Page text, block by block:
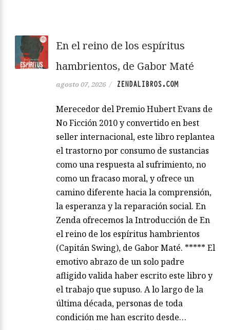
En el reino de los espíritus
hambrientos, de Gabor Maté
agosto 07, 2026 / ZENDALIBROS.COM
Merecedor del Premio Hubert Evans de
No Ficción 2010 y convertido en best
seller internacional, este libro replantea
el trastorno por consumo de sustancias
como una respuesta al sufrimiento, no
como un fracaso moral, y ofrece un
camino diferente hacia la comprensión,
la esperanza y la reparación social. En
Zenda ofrecemos la Introducción de En
el reino de los espíritus hambrientos
(Capitán Swing), de Gabor Maté. ***** El
emotivo abrazo de un solo padre
afligido valida haber escrito este libro y
el trabajo que supuso. A lo largo de la
última década, personas de toda
condición me han escrito desde…